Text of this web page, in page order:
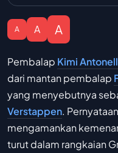
A A A
Pembalap Kimi
dari mantan pembalap
yang menyebutnya
Verstappen.
mengamankan
turut dalam rangkaian